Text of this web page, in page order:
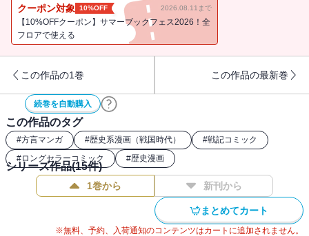
クーポン対象 10%OFF 2026.08.11まで
【10%OFFクーポン】サマーブックフェス2026！全
フロアで使える
この作品の1巻 この作品の最新巻
続巻を自動購入
この作品のタグ
#方言マンガ #歴史系漫画（戦国時代） #戦記コミック
#ロングセラーコミック #歴史漫画
シリーズ作品(15件)
1巻から 新刊から
まとめてカート
※無料、予約、入荷通知のコンテンツはカートに追加されません。